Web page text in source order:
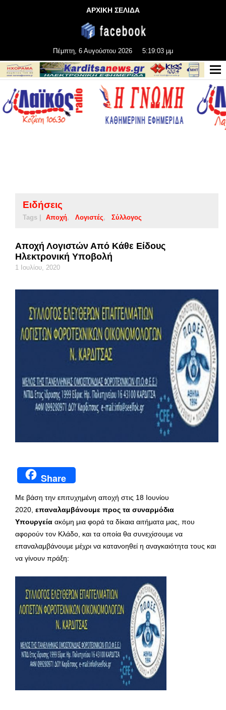
ΑΡΧΙΚΗ ΣΕΛΙΔΑ
Πέμπτη, 6 Αυγούστου 2026 5:19:04 μμ
Ειδήσεις
Tags | Αποχή Λογιστές Σύλλογος
Αποχή Λογιστών Από Κάθε Είδους
Ηλεκτρονική Υποβολή
1 Ιουλίου, 2020
Share
Με βάση την επιτυχημένη αποχή στις 18 Ιουνίου
2020, επαναλαμβάνουμε προς τα συναρμόδια
Υπουργεία ακόμη μια φορά τα δίκαια αιτήματα μας, που
αφορούν τον Κλάδο, και τα οποία θα συνεχίσουμε να
επαναλαμβάνουμε μέχρι να κατανοηθεί η αναγκαιότητα τους και
να γίνουν πράξη: